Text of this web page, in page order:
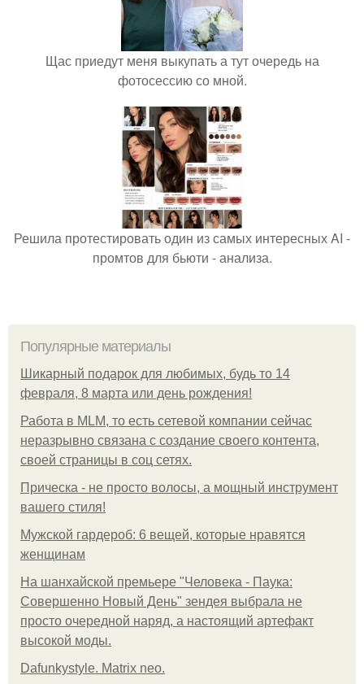
Щас приедут меня выкупать а тут очередь на
фотосессию со мной.
Решила протестировать один из самых интересных AI -
промтов для бьюти - анализа.
Популярные материалы
Шикарный подарок для любимых, будь то 14
февраля, 8 марта или день рождения!
Работа в MLM, то есть сетевой компании сейчас
неразрывно связана с создание своего контента,
своей страницы в соц сетях.
Прическа - не просто волосы, а мощный инструмент
вашего стиля!
Мужской гардероб: 6 вещей, которые нравятся
женщинам
На шанхайской премьере "Человека - Паука:
Совершенно Новый День" зендея выбрала не
просто очередной наряд, а настоящий артефакт
высокой моды.
Dafunkystyle. Matrix neo.